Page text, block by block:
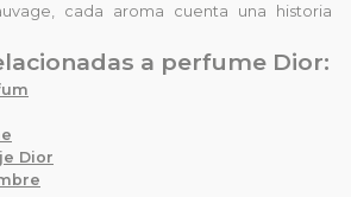
cada aroma cuenta una historia
a perfume Dior:
Dior